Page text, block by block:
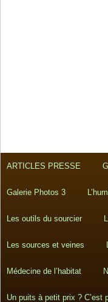
ARTICLES PRESSE
Galerie Photos 3
Les outils du sourcier
Les sources et veines
Médecine de l’habitat
Un puits à petit prix ? C’est